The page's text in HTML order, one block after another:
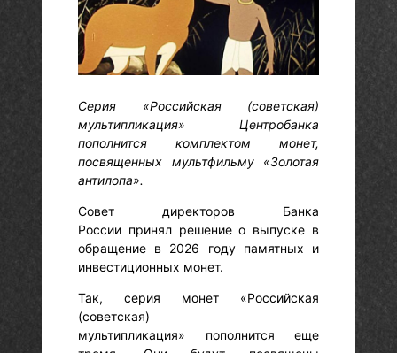
Серия «Российская (советская)
мультипликация» Центробанка
пополнится комплектом монет,
посвященных мультфильму «Золотая
антилопа».
Совет директоров Банка
России принял решение о выпуске в
обращение в 2026 году памятных и
инвестиционных монет.
Так, серия монет «Российская
(советская)
мультипликация» пополнится еще